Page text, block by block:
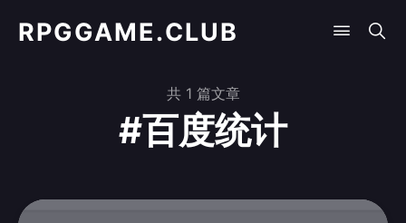
RPGGAME.CLUB
共 1 篇文章
#百度统计